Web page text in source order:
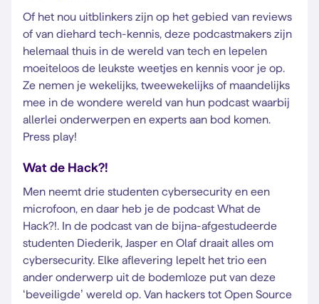
Of het nou uitblinkers zijn op het gebied van reviews
of van diehard tech-kennis, deze podcastmakers zijn
helemaal thuis in de wereld van tech en lepelen
moeiteloos de leukste weetjes en kennis voor je op.
Ze nemen je wekelijks, tweewekelijks of maandelijks
mee in de wondere wereld van hun podcast waarbij
allerlei onderwerpen en experts aan bod komen.
Press play!
Wat de Hack?!
Men neemt drie studenten cybersecurity en een
microfoon, en daar heb je de podcast What de
Hack?!. In de podcast van de bijna-afgestudeerde
studenten Diederik, Jasper en Olaf draait alles om
cybersecurity. Elke aflevering lepelt het trio een
ander onderwerp uit de bodemloze put van deze
‘beveiligde’ wereld op. Van hackers tot Open Source